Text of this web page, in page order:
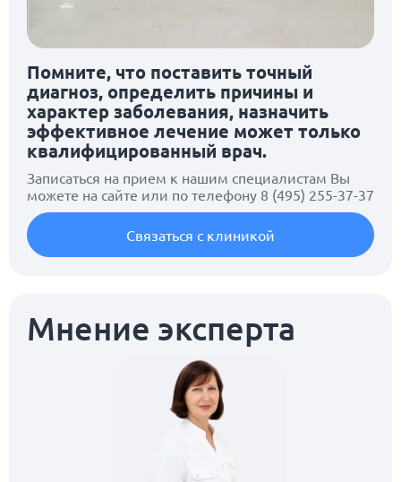
Помните, что поставить точный
диагноз, определить причины и
характер заболевания, назначить
эффективное лечение может только
квалифицированный врач.
Записаться на прием к нашим специалистам Вы
можете на сайте или по телефону 8 (495) 255-37-37
Связаться с клиникой
Мнение эксперта